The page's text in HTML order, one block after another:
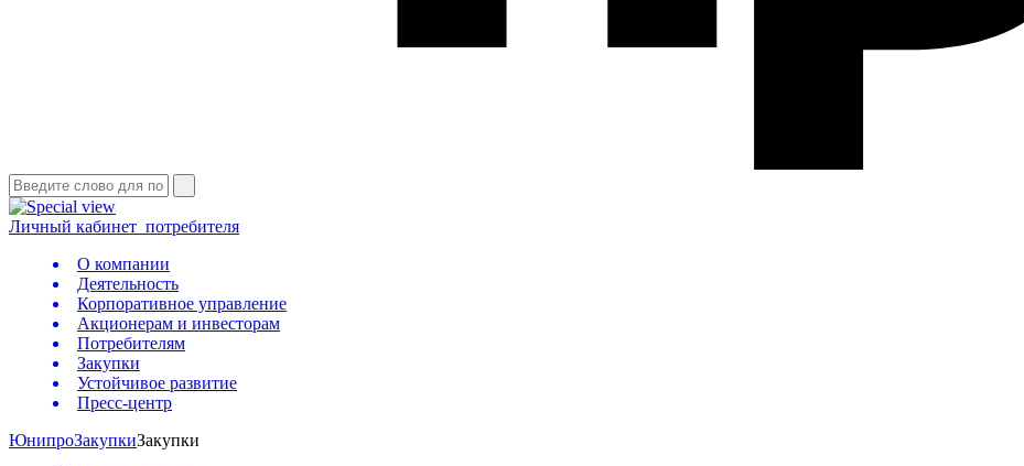
Личный кабинет потребителя
О компании
Деятельность
Корпоративное управление
Акционерам и инвесторам
Потребителям
Закупки
Устойчивое развитие
Пресс-центр
ЮнипроЗакупкиЗакупки